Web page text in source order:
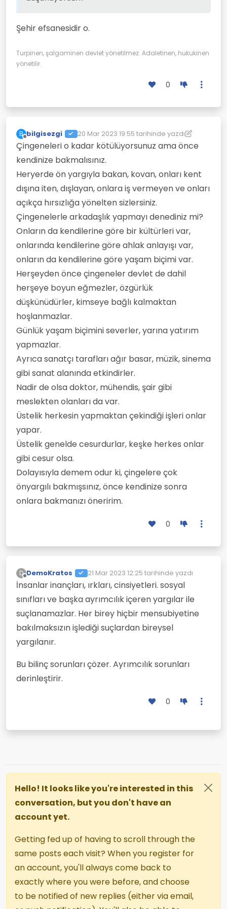
Şehir efsanesidir o.
Turpinen, şalgaminen devlet yönetilmez. Adaletinen, hukukinen
yönetilir.
0
B
Çevrimdışı
bilgisezgi 20 Mar 2023 19:55 tarihinde yazdı
Son düzenleyen: bilgisezgi
Çingeneleri o kadar kötülüyorsunuz ama önce
kendinize bakmalısınız.
Heryerde ön yargıyla bakan, kovan, onları kent
dışına iten, dışlayan, onlara iş vermeyen ve onları
açıkça hırsızlığa yönelten sizlersiniz.
Çingenelerle arkadaşlık yapmayı denediniz mi?
Onların da kendilerine göre bir kültürleri var,
onlarında kendilerine göre ahlak anlayışı var,
onların da kendilerine göre yaşam biçimi var.
Herşeyden önce çingeneler devlet de dahil
herşeye boyun eğmezler, özgürlük
düşkünüdürler, kimseye bağlı kalmaktan
hoşlanmazlar.
Günlük yaşam biçimini severler, yarına yatırım
yapmazlar.
Ayrıca sanatçı tarafları ağır basar, müzik, sinema
gibi sanat alanında etkindirler.
Nadir de olsa doktor, mühendis, şair gibi
meslekten olanları da var.
Üstelik herkesin yapmaktan çekindiği işleri onlar
yapar.
Üstelik genelde cesurdurlar, keşke herkes onlar
gibi cesur olsa.
Dolayısıyla demem odur ki, çingelere çok
önyargılı bakmışsınız, önce kendinize sonra
onlara bakmanızı öneririm.
0
D
Çevrimdışı
DemoKratos 21 Mar 2023 12:25 tarihinde yazdı
Son düzenleyen:
İnsanlar inançları, ırkları, cinsiyetleri. sosyal
sınıfları ve başka ayrımcılık içeren yargılar ile
suçlanamazlar. Her birey hiçbir mensubiyetine
bakılmaksızın işlediği suçlardan bireysel
yargılanır.
Bu bilinç sorunları çözer. Ayrımcılık sorunları
derinleştirir.
0
Hello! It looks like you're interested in this
conversation, but you don't have an
account yet.
Getting fed up of having to scroll through the
same posts each visit? When you register for
an account, you'll always come back to
exactly where you were before, and choose
to be notified of new replies (either via email,